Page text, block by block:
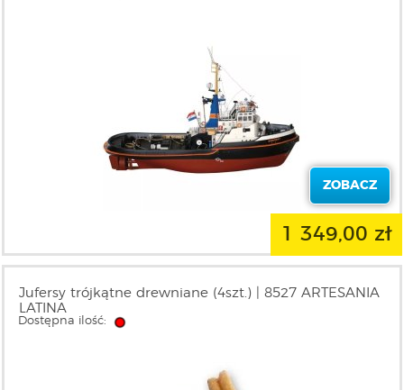
ZOBACZ
1 349,00 zł
Jufersy trójkątne drewniane (4szt.) | 8527 ARTESANIA
LATINA
Dostępna ilość: